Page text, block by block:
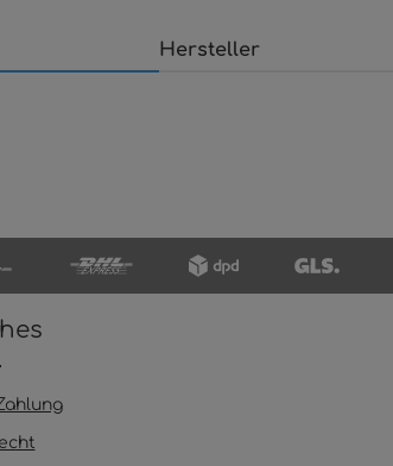
Hersteller